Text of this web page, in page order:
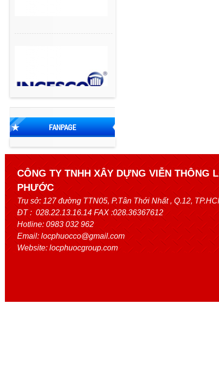
FANPAGE
CÔNG TY TNHH XÂY DỰNG VIỄN THÔNG
PHƯỚC
Trụ sở: 127 đường TTN05, P.Tân Thới Nhất, Q.12,
ĐT : 028.22.13.16.14 FAX :028.36367612
Hotline: 0983 032 962
Email: locphuocco@gmail.com
Website: locphuocgroup.com